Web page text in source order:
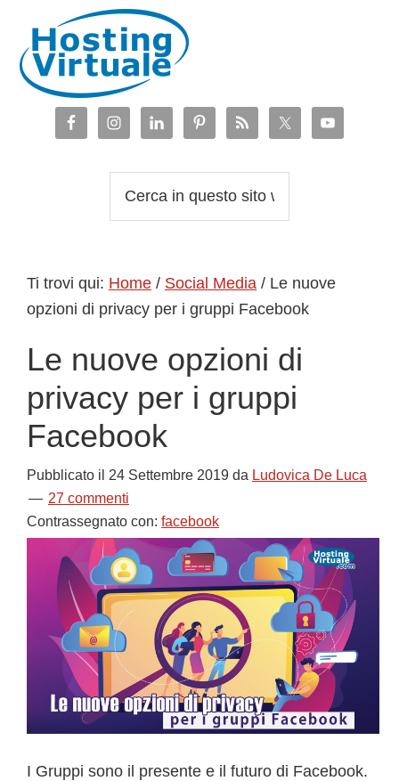
navigazione
primaria
contenuto
principale
barra
laterale
piè
web
Ti trovi qui: Home / Social Media / Le nuove
opzioni di privacy per i gruppi Facebook
Le nuove opzioni di
privacy per i gruppi
Facebook
Pubblicato il 24 Settembre 2019 da Ludovica De Luca
27 commenti
Contrassegnato con: facebook
I Gruppi sono il presente e il futuro di Facebook.